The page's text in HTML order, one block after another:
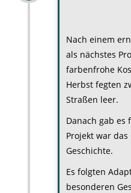
Nach einem
als nächstes
farbenfrohe
Herbst fegten
Straßen leer.
Danach gab es
Projekt war
Geschichte.
Es folgten
besonderen